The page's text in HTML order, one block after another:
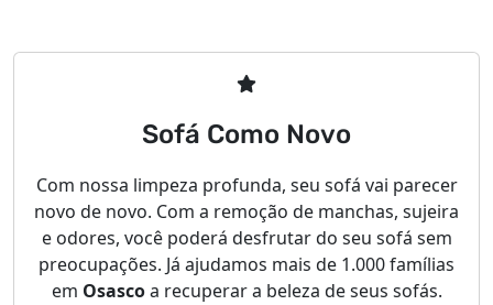
Sofá Como Novo
Com nossa limpeza profunda, seu sofá vai parecer
novo de novo. Com a remoção de manchas, sujeira
e odores, você poderá desfrutar do seu sofá sem
preocupações. Já ajudamos mais de 1.000 famílias
em Osascoa recuperar a beleza de seus sofás.